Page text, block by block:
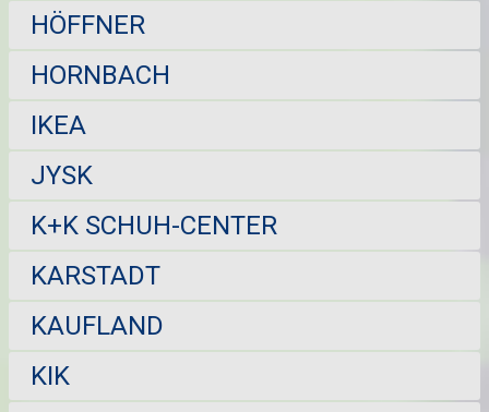
HÖFFNER
HORNBACH
IKEA
JYSK
K+K SCHUH-CENTER
KARSTADT
KAUFLAND
KIK